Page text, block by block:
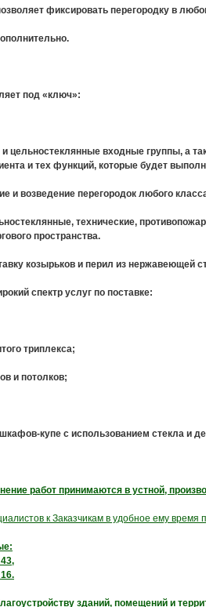
фиксировать перегородку в
под «ключ»:
цельностеклянные входные группы, а
и тех функций, которые будет
и возведение перегородок любого
технические,
пространства.
козырьков и перил из нержавеющей
спектр услуг по поставке:
триплекса;
и потолков;
купе с использованием стекла и
работ принимаются в устной,
к Заказчикам в удобное ему
зданий, помещений и